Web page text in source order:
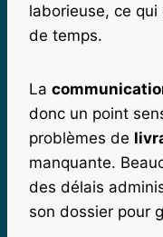
laborieuse, ce
de temps.
La
donc un point
problèmes de
manquante.
des délais
son dossier pour